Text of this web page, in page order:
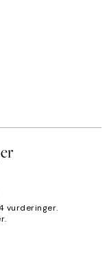
vurderinger.